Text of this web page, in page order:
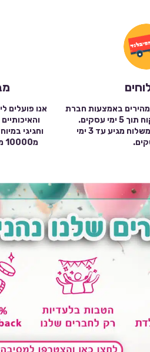
באמצעות חברת
שילוח עד בית הלקוח תוך 5 ימי עסקים.
במרבית המקרים המשלוח מגיע עד 3 ימי
אנו פועלים
וחגיגי